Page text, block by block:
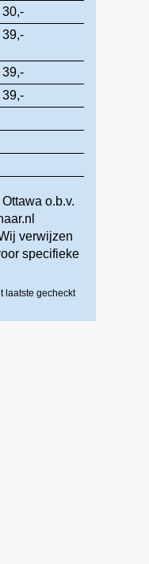
o.b.v.
verwijzen
specifieke
laatste gecheckt